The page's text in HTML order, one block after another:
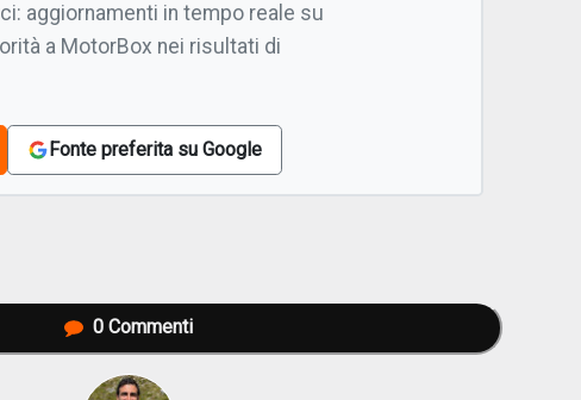
aggiornamenti in tempo reale su
a MotorBox nei risultati di
Fonte preferita su Google
0 Commenti